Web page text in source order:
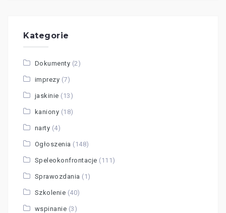
Kategorie
Dokumenty (2)
imprezy (7)
jaskinie (13)
kaniony (18)
narty (4)
Ogłoszenia (148)
Speleokonfrontacje (111)
Sprawozdania (1)
Szkolenie (40)
wspinanie (3)